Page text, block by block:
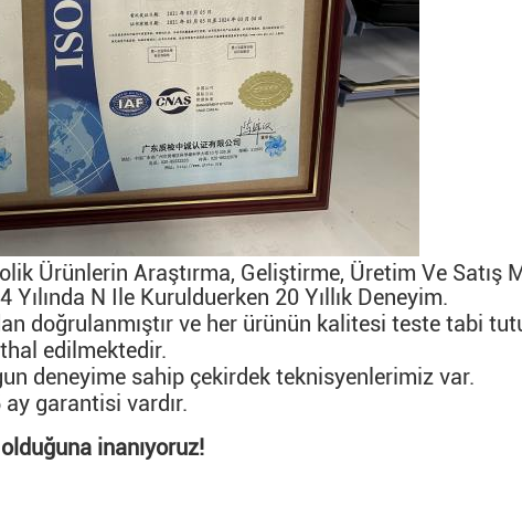
Ürünlerin Araştırma, Geliştirme, Üretim Ve Satış
N Ile KurulduErken 20 Yıllık Deneyim.
doğrulanmıştır ve her ürünün kalitesi teste tabi
edilmektedir.
deneyime sahip çekirdek teknisyenlerimiz var.
garantisi vardır.
inanıyoruz!